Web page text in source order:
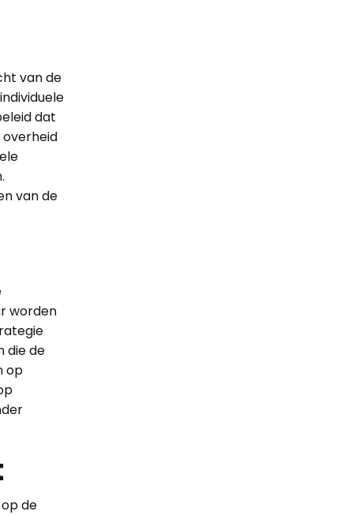
van de
dat
van de
worden
die de
op
de